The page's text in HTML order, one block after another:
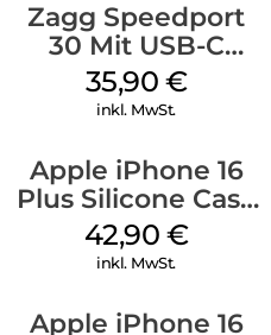
Zagg Speedport
30 Mit USB-C
Kabel Weiß
35,90 €
inkl. MwSt.
Apple iPhone 16
Plus Silicone Case
MagSafe Plum
42,90 €
inkl. MwSt.
Apple iPhone 16